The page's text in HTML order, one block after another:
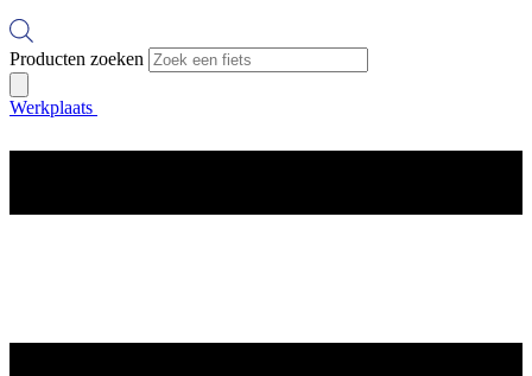
Producten zoeken
Werkplaats